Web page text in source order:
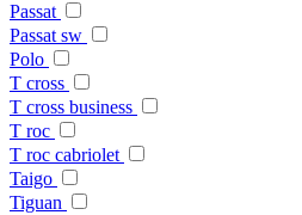
Passat
Passat sw
Polo
T cross
T cross business
T roc
T roc cabriolet
Taigo
Tiguan